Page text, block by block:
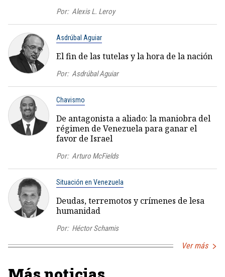
Por: Alexis L. Leroy
Asdrúbal Aguiar
El fin de las tutelas y la hora de la nación
Por: Asdrúbal Aguiar
Chavismo
De antagonista a aliado: la maniobra del
régimen de Venezuela para ganar el
favor de Israel
Por: Arturo McFields
Situación en Venezuela
Deudas, terremotos y crímenes de lesa
humanidad
Por: Héctor Schamis
Ver más